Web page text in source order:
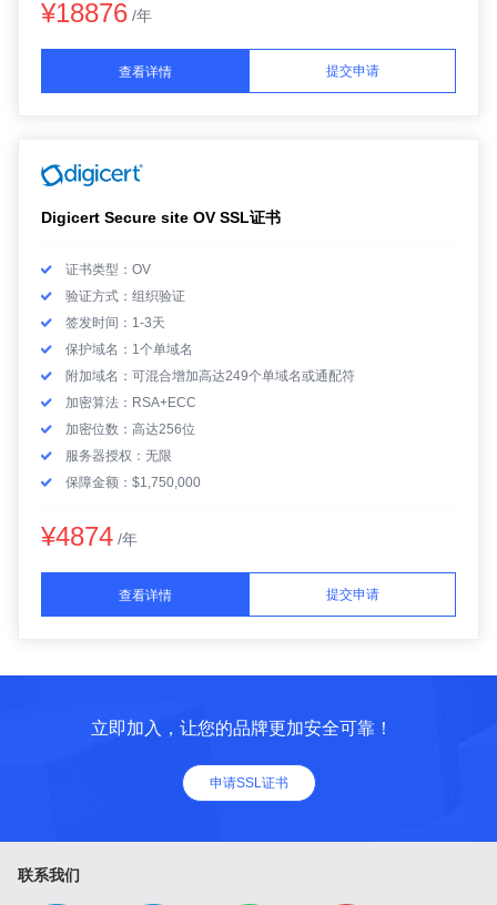
¥18876 /年
查看详情 提交申请
Digicert Secure site OV SSL证书
证书类型：OV
验证方式：组织验证
签发时间：1-3天
保护域名：1个单域名
附加域名：可混合增加高达249个单域名或通配符
加密算法：RSA+ECC
加密位数：高达256位
服务器授权：无限
保障金额：$1,750,000
¥4874 /年
查看详情 提交申请
立即加入，让您的品牌更加安全可靠！
申请SSL证书
联系我们